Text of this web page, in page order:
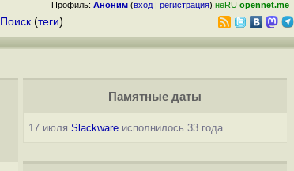
Профиль: Аноним (вход | регистрация) неRU opennet.me
Поиск (теги)
Памятные даты
17 июля Slackwareисполнилось 33 года